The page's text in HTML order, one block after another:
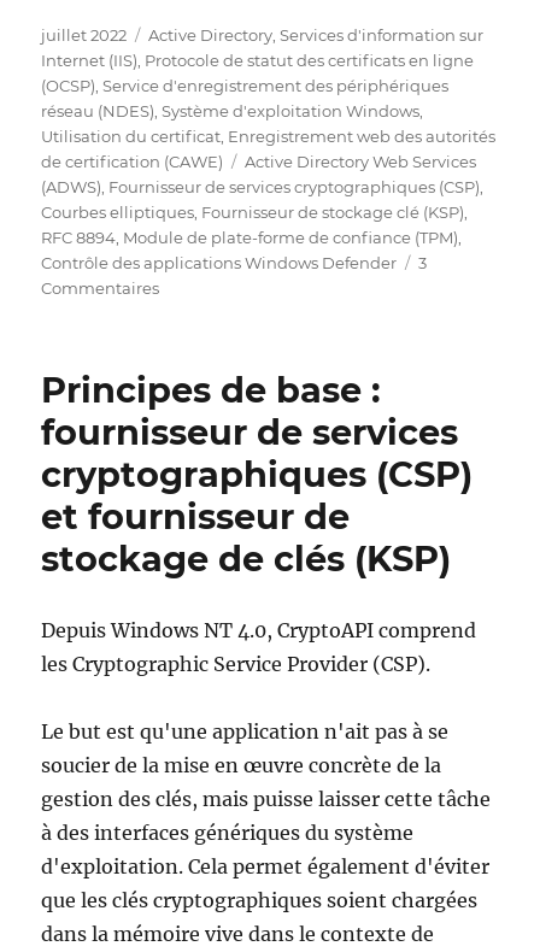
Publié
le
juillet 2022 Catégories
Active Directory ,Services d'information sur
Internet (IIS) Protocole de statut des certificats en ligne
(OCSP) ,Service d'enregistrement des périphériques
réseau (NDES) ,Système d'exploitation Windows
Utilisation du certificat Enregistrement web des autorités
de certification (CAWE)
Étiquettes
Active Directory Web Services
(ADWS) Fournisseur de services cryptographiques (CSP)
Courbes elliptiques Fournisseur de stockage clé (KSP)
RFC 8894 Module de plate-forme de confiance (TPM)
Contrôle des applications Windows Defender
3
Commentairessur
Cases
Zertifikate,
für
welche
die
zu
Kurven
(ECC)
bekannt
ist
Principes de base :
fournisseur de services
cryptographiques (CSP)
et fournisseur de
stockage de clés (KSP)
Depuis Windows NT 4.0, CryptoAPI comprend
les Cryptographic Service Provider (CSP).
Le but est qu'une application n'ait pas à se
soucier de la mise en œuvre concrète de la
gestion des clés, mais puisse laisser cette tâche
à des interfaces génériques du système
d'exploitation. Cela permet également d'éviter
que les clés cryptographiques soient chargées
dans la mémoire vive dans le contexte de